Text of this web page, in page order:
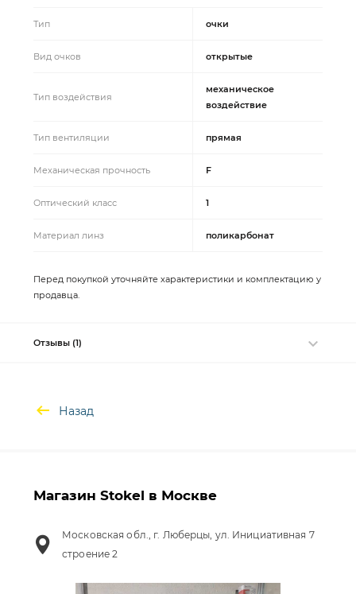
Тип очки
Вид очков открытые
Тип воздействия
механическое
воздействие
Тип вентиляции прямая
Механическая прочность F
Оптический класс 1
Материал линз поликарбонат
Перед покупкой уточняйте характеристики и комплектацию у
продавца.
Отзывы (1)
Назад
Магазин Stokel в Москве
Московская обл., г. Люберцы, ул. Инициативная 7
строение 2